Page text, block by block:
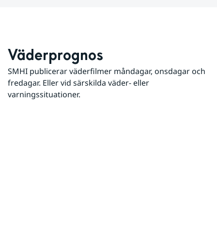
Väderprognos
SMHI publicerar väderfilmer måndagar, onsdagar och
fredagar. Eller vid särskilda väder- eller
varningssituationer.